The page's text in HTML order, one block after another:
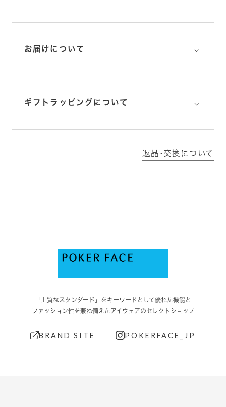
お届けについて ⌵
ギフトラッピングについて ⌵
返品･交換について
「上質なスタンダード」をキーワードとして優れた機能と
ファッション性を兼ね備えたアイウェアのセレクトショップ
BRAND SITE POKERFACE_JP